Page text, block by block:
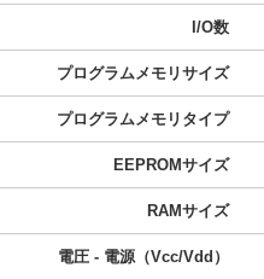
I/O数
プログラムメモリサイズ
プログラムメモリタイプ
EEPROMサイズ
RAMサイズ
電圧 - 電源（Vcc/Vdd）